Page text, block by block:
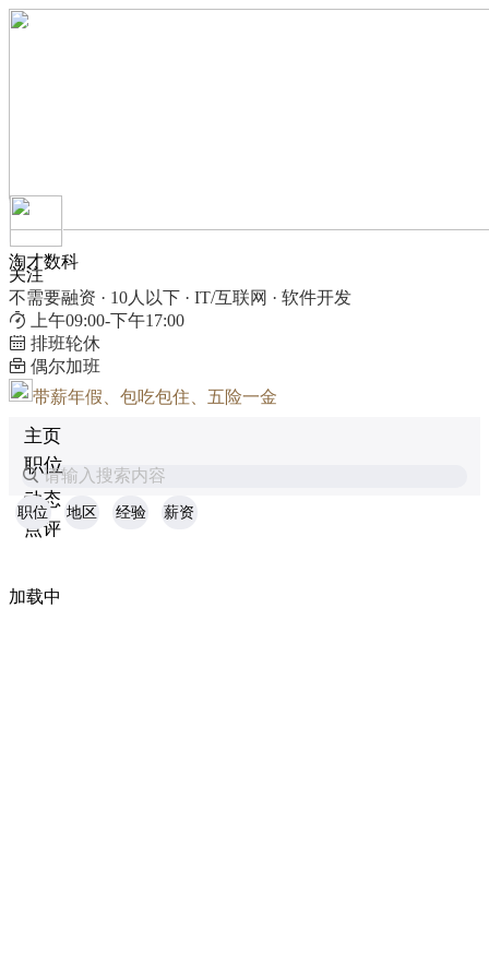
淘才数科
关注
不需要融资 · 10人以下 · IT/互联网 · 软件开发
上午09:00-下午17:00
排班轮休
偶尔加班
带薪年假、包吃包住、五险一金
主页
职位
动态
点评
请输入搜索内容
职位 地区 经验 薪资
加载中